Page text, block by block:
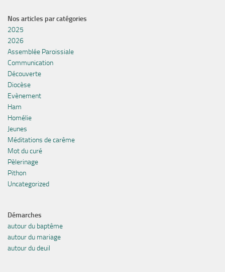
Nos articles par catégories
2025
2026
Assemblée Paroissiale
Communication
Découverte
Diocèse
Evènement
Ham
Homélie
Jeunes
Méditations de carême
Mot du curé
Pèlerinage
Pithon
Uncategorized
Démarches
autour du baptême
autour du mariage
autour du deuil